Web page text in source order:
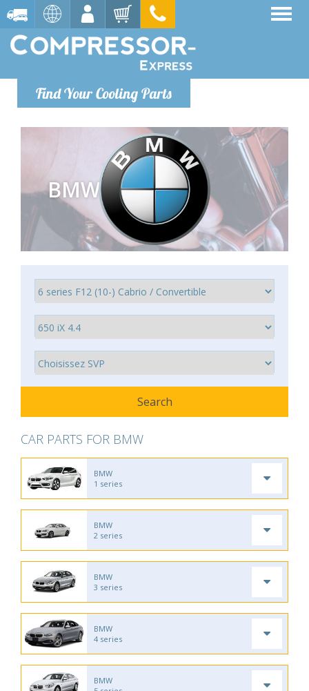
Find Your Cooling Parts
BMW
CAR PARTS FOR BMW
BMW
1 series
BMW
2 series
BMW
3 series
BMW
4 series
BMW